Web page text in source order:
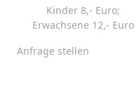
Kinder 8,- Euro;
Erwachsene 12,- Euro
Anfrage stellen